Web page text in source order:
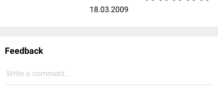
18.03.2009
Feedback
Write a comment...